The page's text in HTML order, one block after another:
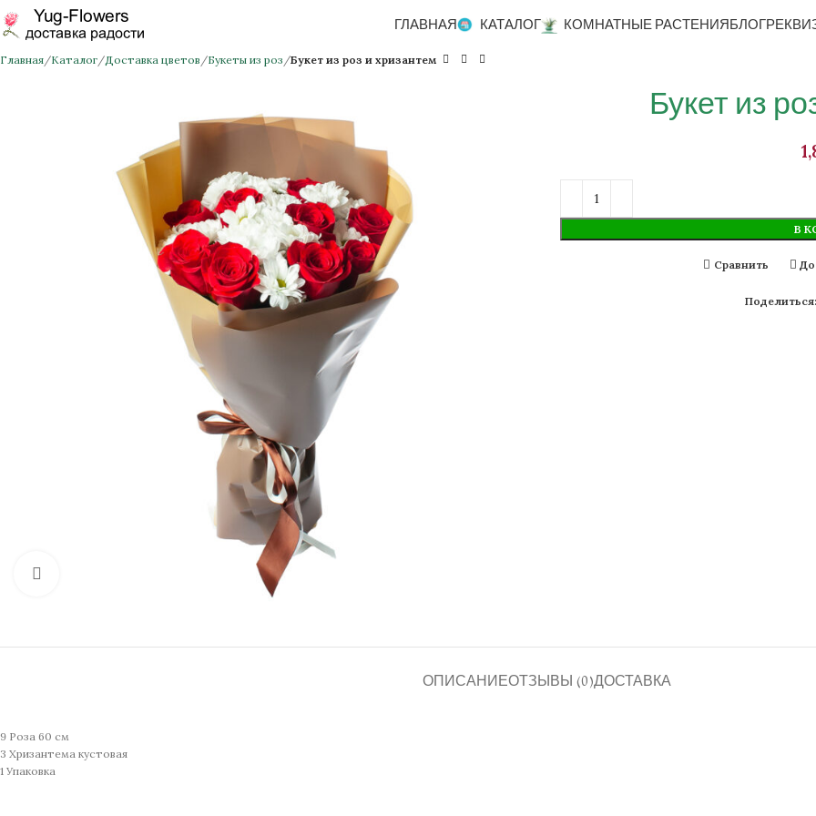
ГЛАВНАЯ КАТАЛОГ КОМНАТНЫЕ РАСТЕНИЯ БЛОГ
Главная Каталог Доставка цветов Букеты из роз Букет из роз и хризантем
Нажмите, чтобы увеличить изображение
Букет из
В
Сравнить
Поделиться:
ОПИСАНИЕОТЗЫВЫ (0)ДОСТАВКА
9 Роза 60 см
3 Хризантема кустовая
1 Упаковка